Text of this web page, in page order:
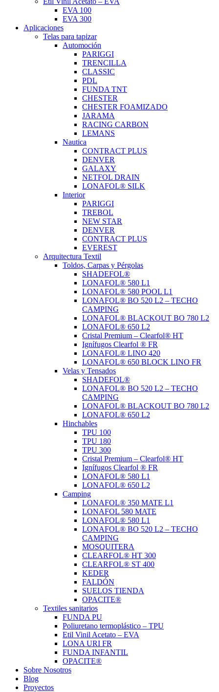
EVA 100
EVA 300
Aplicaciones
Telas para tapizar
Automoción
PARIGGI
TRENCILLA
CLASSIC
PDL
FUNDA TNT
CHESTER
CHESTER FOAMIZADO
JARAMA
RACING CARBON
LEMANS
Nautica
CONTRACT PLUS
DENVER
GALAXY
NETFOL DRAIN
LONAFOL® SILK
Interior
PARIGGI
TREBOL
NEW STAR
DENVER
CONTRACT PLUS
EVEREST
Arquitectura Textil
Toldos, Carpas y Pérgolas
SHADEFOL®
LONAFOL® 580 L1
LONAFOL® 580 POOL L1
LONAFOL® BO 520 L2 – TECHO
CAMPING
LONAFOL® BLACKOUT BO 780 L2
LONAFOL® 650 L2
Cristal Premium – Clearfol® HT
Ignífugos Clearfol ® FR
LONAFOL® LINO 420
LONAFOL® 650 BLOCK LINO FR
Velas y Tensados
SHADEFOL®
LONAFOL® BO 520 L2 – TECHO
CAMPING
LONAFOL® BLACKOUT BO 780 L2
LONAFOL® 650 L2
Hinchables
TPU 100
TPU 180
TPU 300
Cristal Premium – Clearfol® HT
Ignífugos Clearfol ® FR
LONAFOL® 580 L1
LONAFOL® 650 L2
Camping
LONAFOL® 350 MATE L1
LONAFOL 580 MATE
LONAFOL® 580 L1
LONAFOL® BO 520 L2 – TECHO
CAMPING
MOSQUITERA
CLEARFOL® HT 300
CLEARFOL® ST 400
KEDER
FALDÓN
SUELOS TIENDA
OPACITE®
Textiles sanitarios
FUNDA PU
Poliuretano termoplástico – TPU
Etil Vinil Acetato – EVA
LONA URI FR
FUNDA INFANTIL
OPACITE®
Sobre Nosotros
Blog
Proyectos